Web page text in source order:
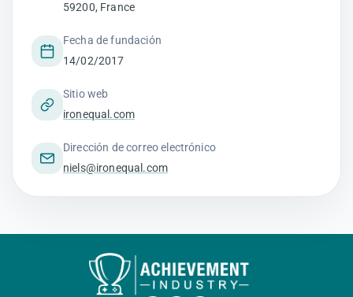
59200, France
Fecha de fundación
14/02/2017
Sitio web
ironequal.com
Dirección de correo electrónico
niels@ironequal.com